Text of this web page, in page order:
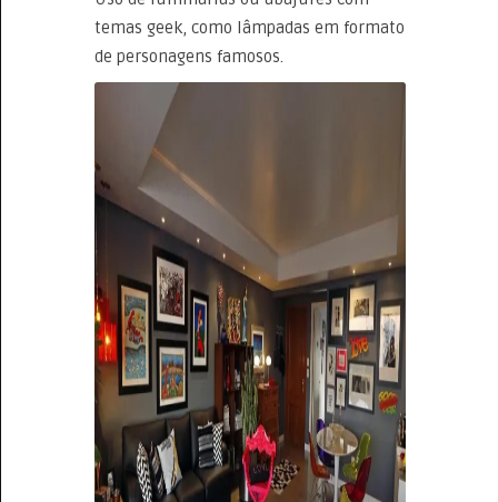
temas geek, como lâmpadas em formato
de personagens famosos.